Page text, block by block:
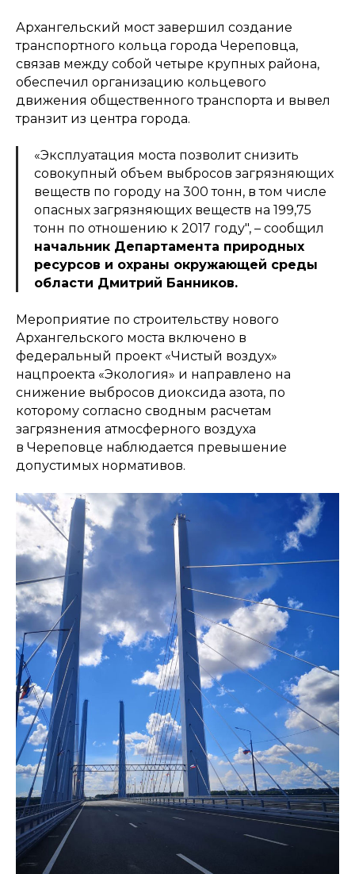
Архангельский мост завершил создание
транспортного кольца города Череповца,
связав между собой четыре крупных района,
обеспечил организацию кольцевого
движения общественного транспорта и вывел
транзит из центра города.
«Эксплуатация моста позволит снизить
совокупный объем выбросов загрязняющих
веществ по городу на 300 тонн, в том числе
опасных загрязняющих веществ на 199,75
тонн по отношению к 2017 году", – сообщил
начальник Департамента природных
ресурсов и охраны окружающей среды
области Дмитрий Банников.
Мероприятие по строительству нового
Архангельского моста включено в
федеральный проект «Чистый воздух»
нацпроекта «Экология» и направлено на
снижение выбросов диоксида азота, по
которому согласно сводным расчетам
загрязнения атмосферного воздуха
в Череповце наблюдается превышение
допустимых нормативов.